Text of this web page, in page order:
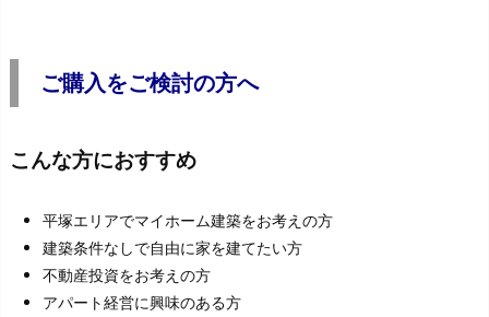
ご購入をご検討の方へ
こんな方におすすめ
平塚エリアでマイホーム建築をお考えの方
建築条件なしで自由に家を建てたい方
不動産投資をお考えの方
アパート経営に興味のある方